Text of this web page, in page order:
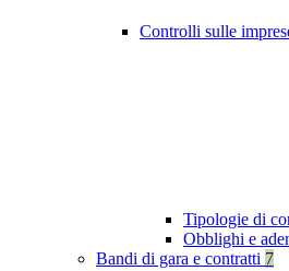
Controlli sulle
Tipologie di
Obblighi e
Bandi di gara e contratti 7